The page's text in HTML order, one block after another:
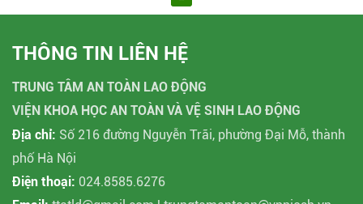
THÔNG TIN LIÊN HỆ
TRUNG TÂM AN TOÀN LAO ĐỘNG
VIỆN KHOA HỌC AN TOÀN VÀ VỆ SINH LAO ĐỘNG
Địa chỉ: Số 216 đường Nguyễn Trãi, phường Đại Mỗ, thành
phố Hà Nội
Điện thoại: 024.8585.6276